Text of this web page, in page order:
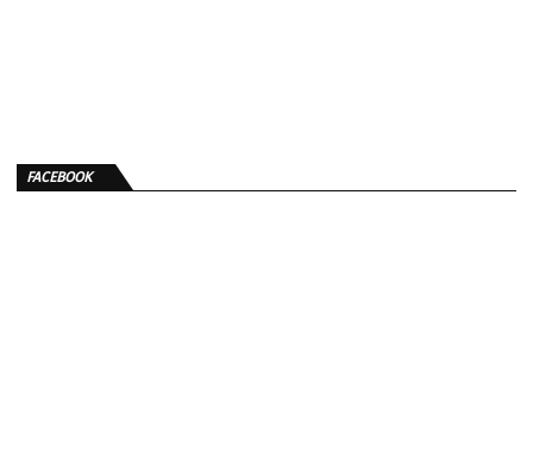
FACEBOOK